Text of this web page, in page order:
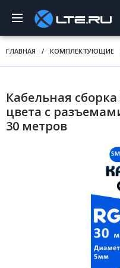
ГЛАВНАЯ / КОМПЛЕКТУЮЩИЕ
Кабельная
цвета с
30 метров